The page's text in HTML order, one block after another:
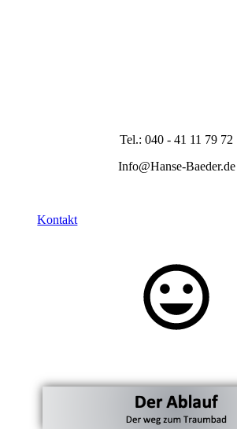
Tel.: 040 - 41 11 79 72
Info@Hanse-Baeder.de
Kontakt